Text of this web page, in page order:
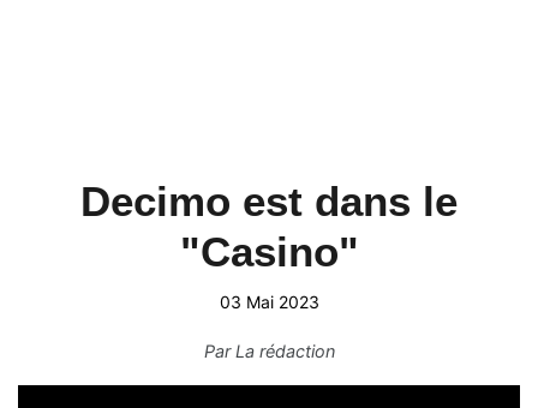
Decimo est dans le
"Casino"
03 Mai 2023
ParLa rédaction